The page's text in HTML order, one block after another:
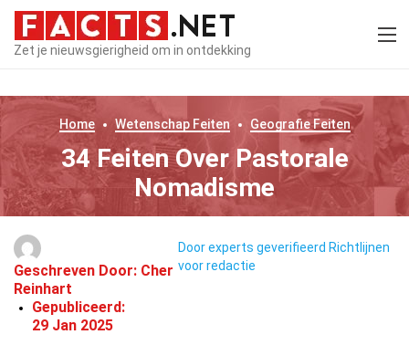
Zet je nieuwsgierigheid om in ontdekking
Home WetenschapFeiten GeografieFeiten
34 Feiten Over Pastorale
Nomadisme
Geschreven Door: Cher
Reinhart
Gepubliceerd:
29 Jan 2025
Door experts geverifieerd Richtlijnen
voor redactie